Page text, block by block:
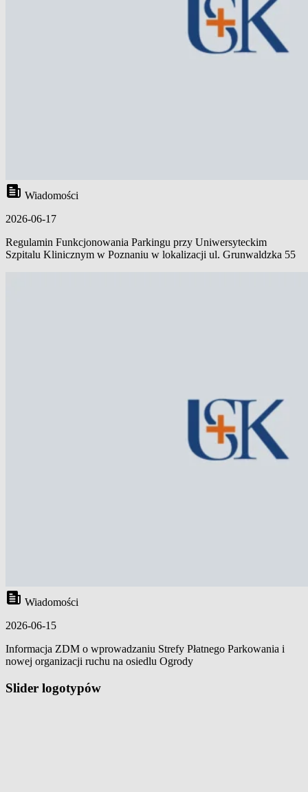
Wiadomości
2026-06-17
Regulamin Funkcjonowania Parkingu przy Uniwersyteckim
Szpitalu Klinicznym w Poznaniu w lokalizacji ul. Grunwaldzka 55
Wiadomości
2026-06-15
Informacja ZDM o wprowadzaniu Strefy Płatnego Parkowania i
nowej organizacji ruchu na osiedlu Ogrody
Slider logotypów